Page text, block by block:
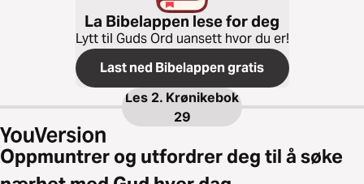
La Bibelappen lese for deg
Lytt til Guds Ord uansett hvor du er!
Last ned Bibelappen gratis
Les 2. Krønikebok
29
Oppmuntrer og utfordrer deg til å søke